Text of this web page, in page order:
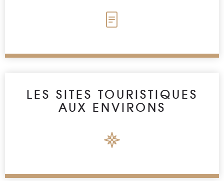
LES SITES TOURISTIQUES
AUX ENVIRONS